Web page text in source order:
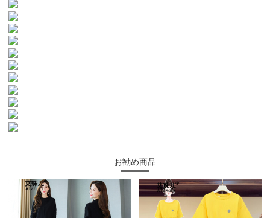
お勧め商品